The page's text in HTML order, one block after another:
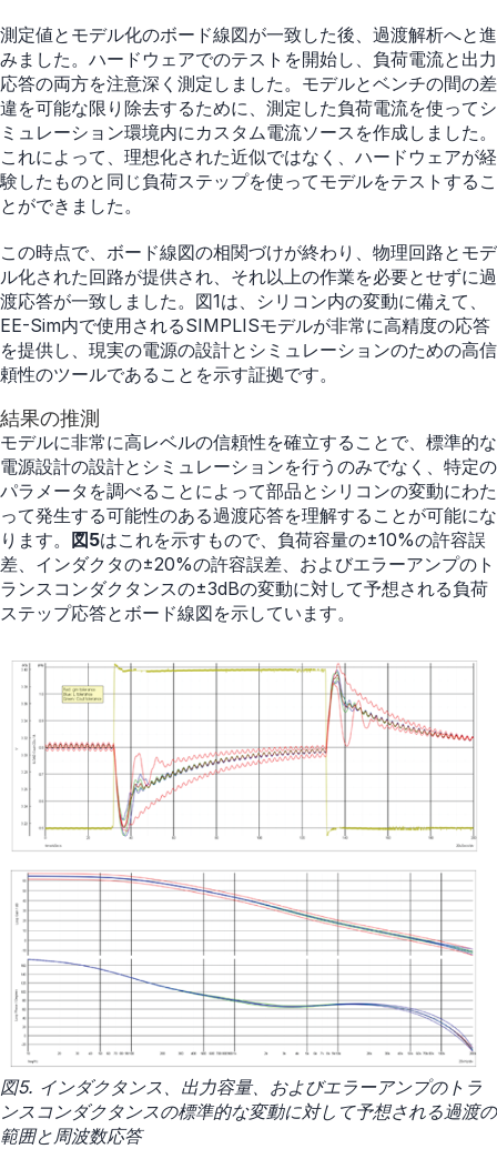
測定値とモデル化のボード線図が一致した後、過渡解析へと進
みました。ハードウェアでのテストを開始し、負荷電流と出力
応答の両方を注意深く測定しました。モデルとベンチの間の差
違を可能な限り除去するために、測定した負荷電流を使ってシ
ミュレーション環境内にカスタム電流ソースを作成しました。
これによって、理想化された近似ではなく、ハードウェアが経
験したものと同じ負荷ステップを使ってモデルをテストするこ
とができました。
この時点で、ボード線図の相関づけが終わり、物理回路とモデ
ル化された回路が提供され、それ以上の作業を必要とせずに過
渡応答が一致しました。図1は、シリコン内の変動に備えて、
EE-Sim内で使用されるSIMPLISモデルが非常に高精度の応答
を提供し、現実の電源の設計とシミュレーションのための高信
頼性のツールであることを示す証拠です。
結果の推測
モデルに非常に高レベルの信頼性を確立することで、標準的な
電源設計の設計とシミュレーションを行うのみでなく、特定の
パラメータを調べることによって部品とシリコンの変動にわた
って発生する可能性のある過渡応答を理解することが可能にな
ります。 図5はこれを示すもので、負荷容量の±10%の許容誤
差、インダクタの±20%の許容誤差、およびエラーアンプのト
ランスコンダクタンスの±3dBの変動に対して予想される負荷
ステップ応答とボード線図を示しています。
図5. インダクタンス、出力容量、およびエラーアンプのトラ
ンスコンダクタンスの標準的な変動に対して予想される過渡の
範囲と周波数応答